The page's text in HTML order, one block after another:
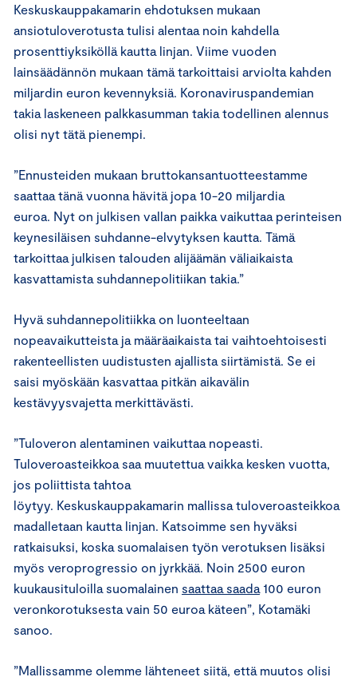
Keskuskauppakamarin ehdotuksen mukaan
ansiotuloverotusta tulisi alentaa noin kahdella
prosenttiyksiköllä kautta linjan. Viime vuoden
lainsäädännön mukaan tämä tarkoittaisi arviolta kahden
miljardin euron kevennyksiä. Koronaviruspandemian
takia laskeneen palkkasumman takia todellinen alennus
olisi nyt tätä pienempi.
”Ennusteiden mukaan bruttokansantuotteestamme
saattaa tänä vuonna hävitä jopa 10-20 miljardia
euroa. Nyt on julkisen vallan paikka vaikuttaa perinteisen
keynesiläisen suhdanne-elvytyksen kautta. Tämä
tarkoittaa julkisen talouden alijäämän väliaikaista
kasvattamista suhdannepolitiikan takia.”
Hyvä suhdannepolitiikka on luonteeltaan
nopeavaikutteista ja määräaikaista tai vaihtoehtoisesti
rakenteellisten uudistusten ajallista siirtämistä. Se ei
saisi myöskään kasvattaa pitkän aikavälin
kestävyysvajetta merkittävästi.
”Tuloveron alentaminen vaikuttaa nopeasti.
Tuloveroasteikkoa saa muutettua vaikka kesken vuotta,
jos poliittista tahtoa
löytyy. Keskuskauppakamarin mallissa tuloveroasteikkoa
madalletaan kautta linjan. Katsoimme sen hyväksi
ratkaisuksi, koska suomalaisen työn verotuksen lisäksi
myös veroprogressio on jyrkkää. Noin 2500 euron
kuukausituloilla suomalainen saattaa saada 100 euron
veronkorotuksesta vain 50 euroa käteen”, Kotamäki
sanoo.
”Mallissamme olemme lähteneet siitä, että muutos olisi